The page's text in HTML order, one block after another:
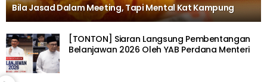
Bila Jasad Dalam Meeting, Tapi Mental Kat Kampung
[TONTON] Siaran Langsung Pembentangan
Belanjawan 2026 Oleh YAB Perdana Menteri